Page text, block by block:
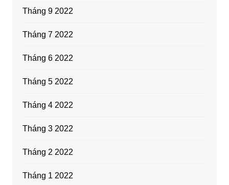
Tháng 9 2022
Tháng 7 2022
Tháng 6 2022
Tháng 5 2022
Tháng 4 2022
Tháng 3 2022
Tháng 2 2022
Tháng 1 2022